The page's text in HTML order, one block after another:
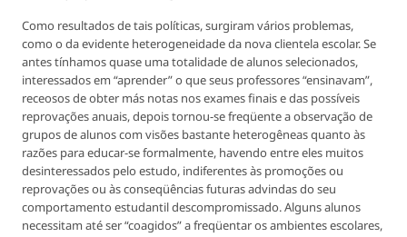
Como resultados de tais políticas, surgiram vários problemas,
como o da evidente heterogeneidade da nova clientela escolar. Se
antes tínhamos quase uma totalidade de alunos selecionados,
interessados em “aprender” o que seus professores “ensinavam”,
receosos de obter más notas nos exames finais e das possíveis
reprovações anuais, depois tornou-se freqüente a observação de
grupos de alunos com visões bastante heterogêneas quanto às
razões para educar-se formalmente, havendo entre eles muitos
desinteressados pelo estudo, indiferentes às promoções ou
reprovações ou às conseqüências futuras advindas do seu
comportamento estudantil descompromissado. Alguns alunos
necessitam até ser “coagidos” a freqüentar os ambientes escolares,